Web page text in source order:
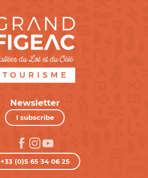
Newsletter
I subscribe
+33 (0)5 65 34 06 25